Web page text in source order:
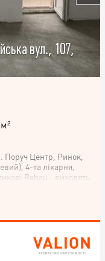
вул., 107,
Поруч Центр, Ринок,
4-та лікарня,
Rehau - виходять
воду, на електрику.
ремонт в 2024 році
коридори. Нова
кімната - часткова